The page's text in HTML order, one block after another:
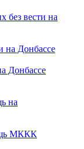
без вести на
Донбассе
на